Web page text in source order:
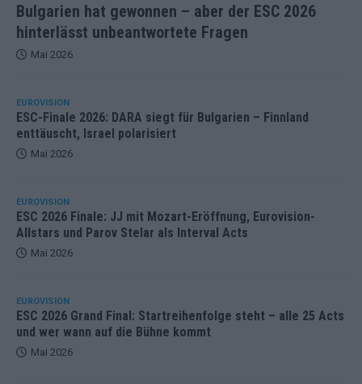
Bulgarien hat gewonnen – aber der ESC 2026
hinterlässt unbeantwortete Fragen
Mai 2026
EUROVISION
ESC-Finale 2026: DARA siegt für Bulgarien – Finnland
enttäuscht, Israel polarisiert
Mai 2026
EUROVISION
ESC 2026 Finale: JJ mit Mozart-Eröffnung, Eurovision-
Allstars und Parov Stelar als Interval Acts
Mai 2026
EUROVISION
ESC 2026 Grand Final: Startreihenfolge steht – alle 25 Acts
und wer wann auf die Bühne kommt
Mai 2026